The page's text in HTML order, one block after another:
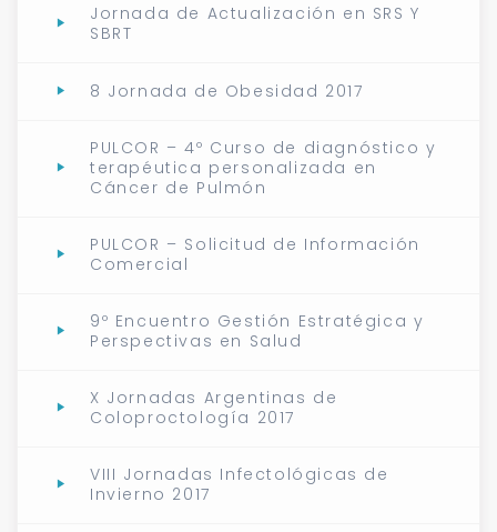
Jornada de Actualización en SRS Y
SBRT
8 Jornada de Obesidad 2017
PULCOR – 4º Curso de diagnóstico y
terapéutica personalizada en
Cáncer de Pulmón
PULCOR – Solicitud de Información
Comercial
9º Encuentro Gestión Estratégica y
Perspectivas en Salud
X Jornadas Argentinas de
Coloproctología 2017
VIII Jornadas Infectológicas de
Invierno 2017